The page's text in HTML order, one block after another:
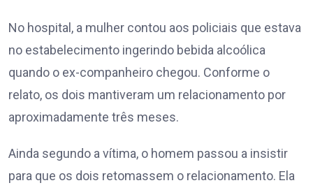
No hospital, a mulher contou aos policiais que estava
no estabelecimento ingerindo bebida alcoólica
quando o ex-companheiro chegou. Conforme o
relato, os dois mantiveram um relacionamento por
aproximadamente três meses.
Ainda segundo a vítima, o homem passou a insistir
para que os dois retomassem o relacionamento. Ela